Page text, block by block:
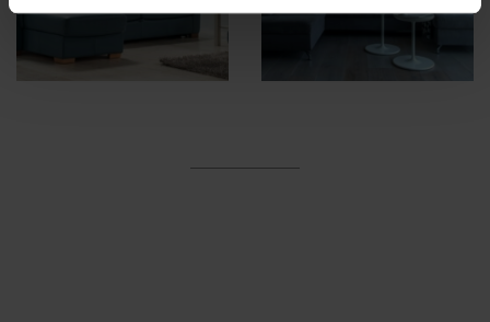
zmienić lub wycofać swoją zgodę w dowolnej chwili.
Wykorzystujemy pliki cookie do spersonalizowania treści
społecznościowym, reklamowym i analitycznym.